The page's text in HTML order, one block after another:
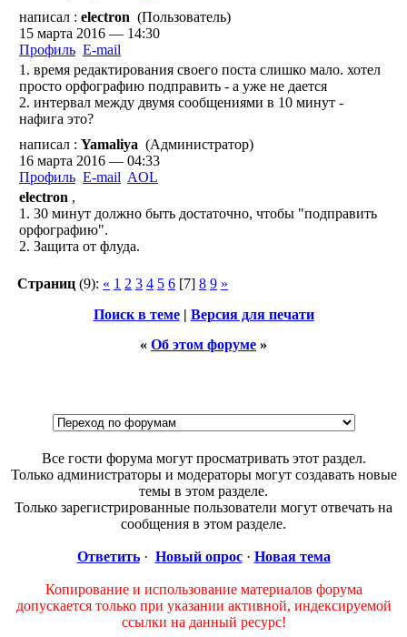
написал : electron (Пользователь)
15 марта 2016 — 14:30
Профиль E-mail
1. время редактирования своего поста слишко мало. хотел
просто орфографию подправить - а уже не дается
2. интервал между двумя сообщениями в 10 минут -
нафига это?
написал : Yamaliya (Администратор)
16 марта 2016 — 04:33
Профиль E-mail AOL
electron ,
1. 30 минут должно быть достаточно, чтобы "подправить
орфографию".
2. Защита от флуда.
Страниц (9): « 1 2 3 4 5 6 [7] 8 9 »
Поиск в теме| Версия для печати
« Об этом форуме »
Все гости форума могут просматривать этот раздел.
Только администраторы и модераторы могут создавать новые
темы в этом разделе.
Только зарегистрированные пользователи могут отвечать на
сообщения в этом разделе.
Ответить· Новый опрос· Новая тема
Копирование и использование материалов форума
допускается только при указании активной, индексируемой
ссылки на данный ресурс!